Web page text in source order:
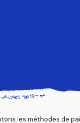
les méthodes de